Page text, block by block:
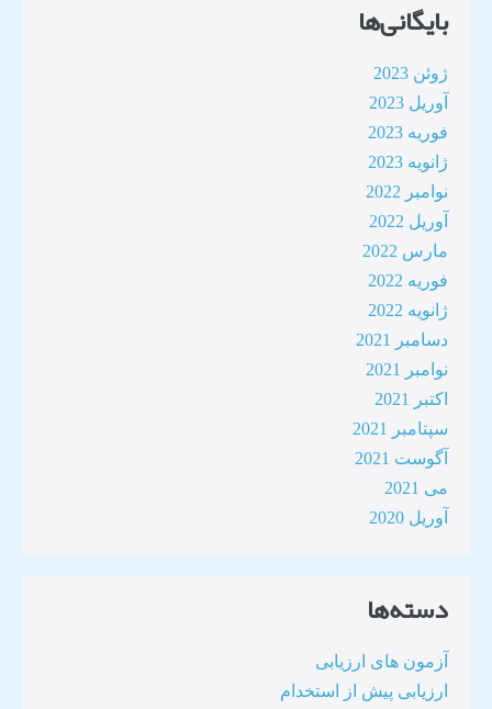
بایگانی‌ها
ژوئن 2023
آوریل 2023
فوریه 2023
ژانویه 2023
نوامبر 2022
آوریل 2022
مارس 2022
فوریه 2022
ژانویه 2022
دسامبر 2021
نوامبر 2021
اکتبر 2021
سپتامبر 2021
آگوست 2021
می 2021
آوریل 2020
دسته‌ها
آزمون های ارزیابی
ارزیابی پیش از استخدام